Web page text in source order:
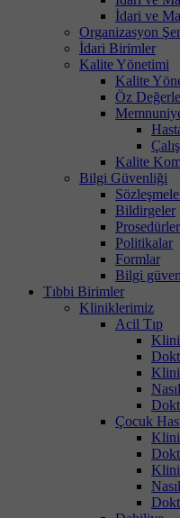
İdari ve
Organizasyon
İdari Birimler
Kalite Yönetimi
Kalite
Öz
Kalite
Bilgi Güvenliği
Bildirgeler
Prosedürler
Politikalar
Formlar
Bilgi
Tıbbi Birimler
Kliniklerimiz
Acil Tıp
Çocuk